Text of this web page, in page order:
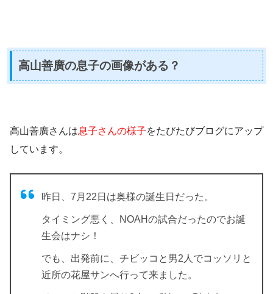
高山善廣の息子の画像がある？
高山善廣さんは息子さんの様子をたびたびブログにアップ
しています。
昨日、7月22日は奥様の誕生日だった。
タイミング悪く、NOAHの試合だったのでお誕
生会はナシ！
でも、出発前に、チビッコと男2人でコッソリと
近所の花屋サンへ行って来ました。